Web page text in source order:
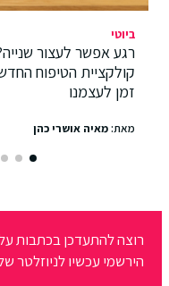
ביוטי
קולקציית הטיפוח
זמן לעצמנו
מאת:מאיה אושרי כהן
רוצה להתעדכן בכתבות
הירשמי עכשיו לניוזלטר